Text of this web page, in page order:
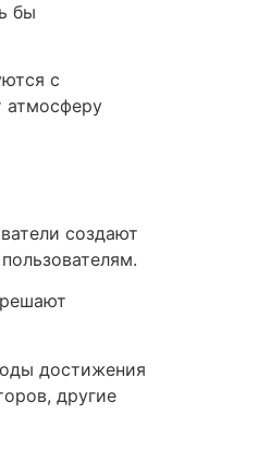
бы
с
атмосферу
создают
достижения
другие